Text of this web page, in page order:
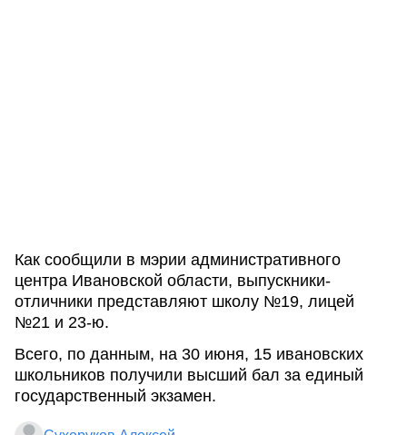
Как сообщили в мэрии административного
центра Ивановской области, выпускники-
отличники представляют школу №19, лицей
№21 и 23-ю.
Всего, по данным, на 30 июня, 15 ивановских
школьников получили высший бал за единый
государственный экзамен.